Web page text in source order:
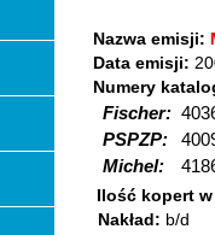
Nazwa emisji:
Data emisji:
Numery
Fischer:
PSPZP:
Michel:
Ilość kopert
Nakład: b/d